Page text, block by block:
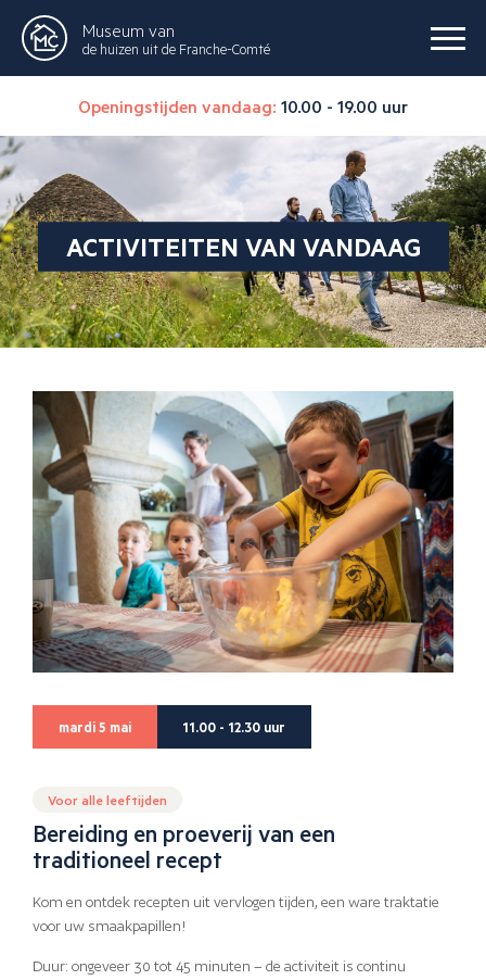
Museum van
de huizen uit de Franche-Comté
Openingstijden vandaag: 10.00 - 19.00 uur
ACTIVITEITEN VAN VANDAAG
mardi 5 mai 11.00 - 12.30 uur
Voor alle leeftijden
Bereiding en proeverij van een
traditioneel recept
Kom en ontdek recepten uit vervlogen tijden, een ware traktatie
voor uw smaakpapillen!
Duur: ongeveer 30 tot 45 minuten – de activiteit is continu